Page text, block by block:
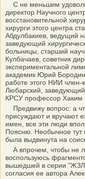
С не меньшим
директор Научного
восстановительной
хирурги этого центра
Абдулбакиев, ведущий
заведующий
больницы, старший
Кулбачаев, советник
экспериментальной
академик Юрий
работе этого НИИ
Любарский, заведующий
КРСУ профессор Хаким
Предвижу вопрос: а
присуждают и вручают
имен, все эти люди
Поясню. Необычное тут
была выдвинута на
А впрочем, чтобы не
воспользуюсь
вышедшей в серии
согласия ее автора